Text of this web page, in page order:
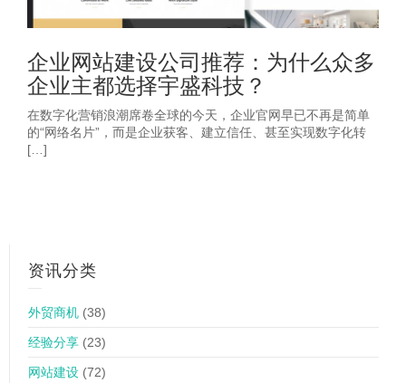
企业网站建设公司推荐：为什么众多
企业主都选择宇盛科技？
在数字化营销浪潮席卷全球的今天，企业官网早已不再是简单
的“网络名片”，而是企业获客、建立信任、甚至实现数字化转
[…]
资讯分类
外贸商机 (38)
经验分享 (23)
网站建设 (72)